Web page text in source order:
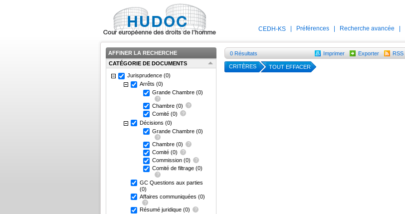
CEDH-KS Préférences Recherche avancée
AFFINER LA RECHERCHE
CATÉGORIE DE DOCUMENTS
Jurisprudence (0)
Arrêts (0)
Grande Chambre (0)
Chambre (0)
Comité (0)
Décisions (0)
Grande Chambre (0)
Chambre (0)
Comité (0)
Commission (0)
Comité de filtrage (0)
GC Questions aux parties
(0)
Affaires communiquées (0)
Résumé juridique (0)
0 Résultats Imprimer Exporter RSS
CRITÈRES TOUT EFFACER